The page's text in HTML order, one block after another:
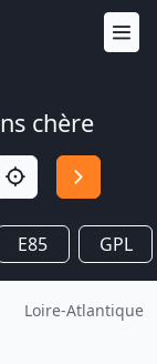
chère
E85 GPL
Loire-Atlantique